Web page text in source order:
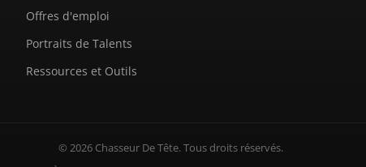
Offres d'emploi
Portraits de Talents
Ressources et Outils
© 2026 Chasseur De Tête. Tous droits réservés.